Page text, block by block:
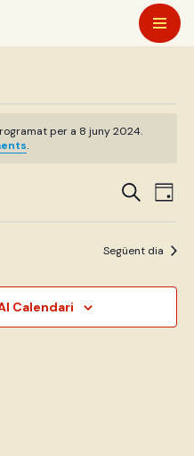
per a 8 juny 2024.
.
visual
i
cerca
CercaDia
Següent dia
Calendari